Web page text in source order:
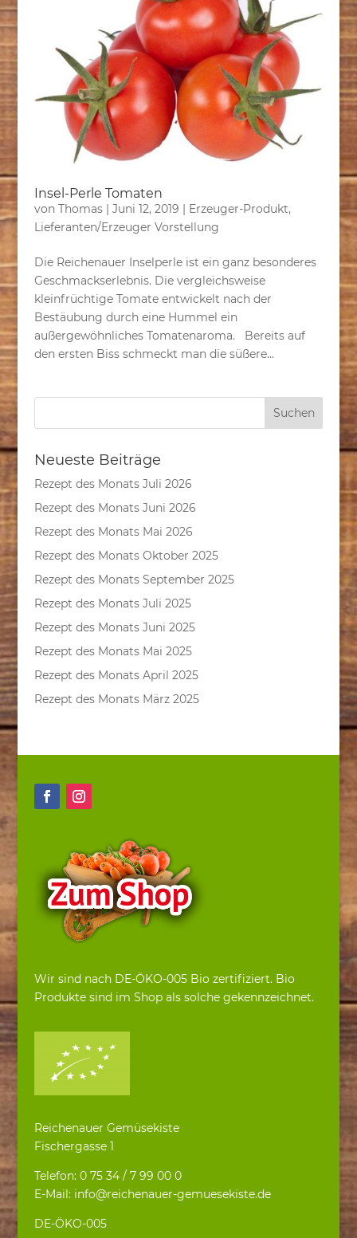
Insel-Perle Tomaten
von Thomas| Juni 12, 2019 Erzeuger-Produkt,
Lieferanten/Erzeuger Vorstellung
Die Reichenauer Inselperle ist ein ganz besonderes
Geschmackserlebnis. Die vergleichsweise
kleinfrüchtige Tomate entwickelt nach der
Bestäubung durch eine Hummel ein
außergewöhnliches Tomatenaroma. Bereits auf
den ersten Biss schmeckt man die süßere...
Neueste Beiträge
Rezept des Monats Juli 2026
Rezept des Monats Juni 2026
Rezept des Monats Mai 2026
Rezept des Monats Oktober 2025
Rezept des Monats September 2025
Rezept des Monats Juli 2025
Rezept des Monats Juni 2025
Rezept des Monats Mai 2025
Rezept des Monats April 2025
Rezept des Monats März 2025
Wir sind nach DE-ÖKO-005 Bio zertifiziert. Bio
Produkte sind im Shop als solche gekennzeichnet.
Reichenauer Gemüsekiste
Fischergasse 1
Telefon: 0 75 34 / 7 99 00 0
E-Mail: info@reichenauer-gemuesekiste.de
DE-ÖKO-005